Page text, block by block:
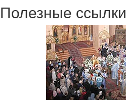
Полезные ссылки